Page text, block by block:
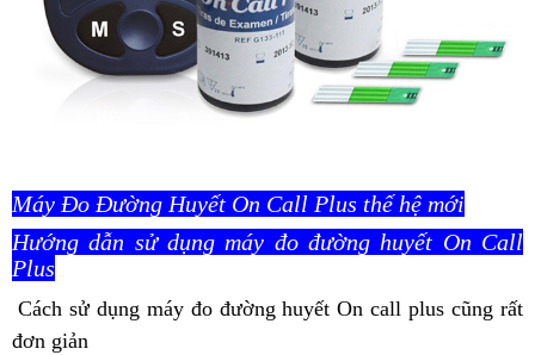
Máy Đo Đường Huyết On Call Plus thế hệ mới
Hướng dẫn sử dụng máy đo đường huyết On Call
Plus
Cách sử dụng máy đo đường huyết On call plus cũng rất
đơn giản